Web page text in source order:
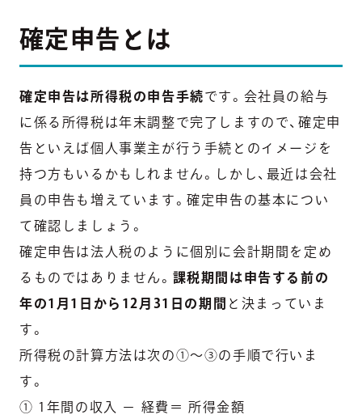
確定申告とは
確定申告は所得税の申告手続です。会社員の給与
に係る所得税は年末調整で完了しますので、確定申
告といえば個人事業主が行う手続とのイメージを
持つ方もいるかもしれません。しかし、最近は会社
員の申告も増えています。確定申告の基本につい
て確認しましょう。
確定申告は法人税のように個別に会計期間を定め
るものではありません。 課税期間は申告する前の
年の1月1日から12月31日の期間 と決まっていま
す。
所得税の計算方法は次の①～③の手順で行いま
す。
① 1年間の収入 － 経費＝ 所得金額